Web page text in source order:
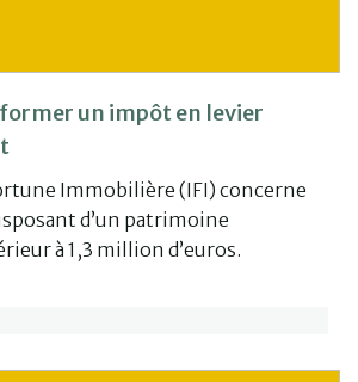
un impôt en levier
Immobilière (IFI) concerne
d’un patrimoine
à 1,3 million d’euros.